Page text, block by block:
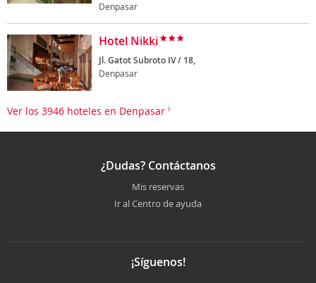
Denpasar
Hotel Nikki
Jl. Gatot Subroto IV / 18,
Denpasar
Ver los 3946 hoteles en Denpasar
¿Dudas? Contáctanos
Mis reservas
Ir al Centro de ayuda
¡Síguenos!